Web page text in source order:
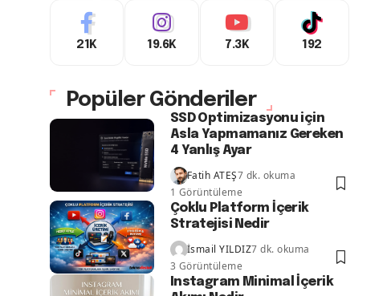
21K 19.6K 7.3K 192
Popüler Gönderiler
SSD Optimizasyonu için
Asla Yapmamanız Gereken
4 Yanlış Ayar
Fatih ATEŞ7 dk. okuma
1 Görüntüleme
Çoklu Platform İçerik
Stratejisi Nedir
İsmail YILDIZ7 dk. okuma
3 Görüntüleme
Instagram Minimal İçerik